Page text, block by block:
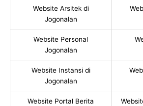
Website Arsitek di
Jogonalan
Website Personal
Jogonalan
Website Instansi di
Jogonalan
Website Portal Berita